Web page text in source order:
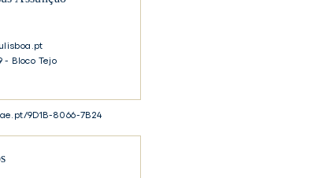
- Bloco Tejo
9D1B-8066-7B24